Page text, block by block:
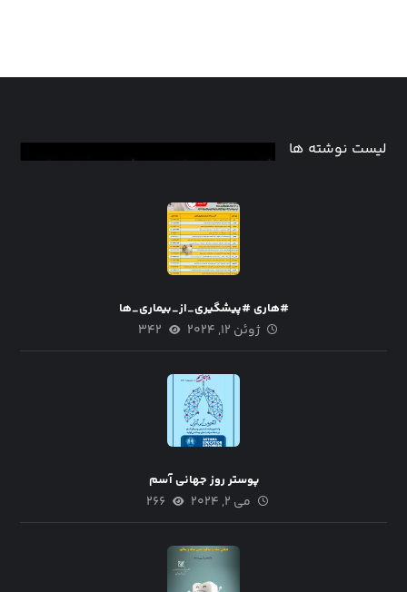
لیست نوشته ها
#هاری #پیشگیری_از_بیماری_ها
ژوئن ۱۲, ۲۰۲۴ ۳۴۲
پوستر روز جهانی آسم
می ۲, ۲۰۲۴ ۲۶۶